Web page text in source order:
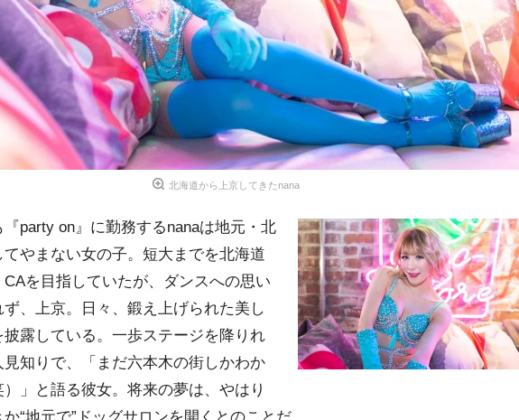
北海道から上京してきたnana
party on』に勤務するnanaは地元・北
やまない女の子。短大までを北海道
CAを目指していたが、ダンスへの思い
ず、上京。日々、鍛え上げられた美し
披露している。一歩ステージを降りれ
見知りで、「まだ六本木の街しかわか
）」と語る彼女。将来の夢は、やはり